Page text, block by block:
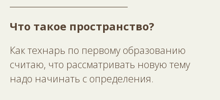
Что такое пространство?
Как технарь по первому образованию
считаю, что рассматривать новую тему
надо начинать с определения.